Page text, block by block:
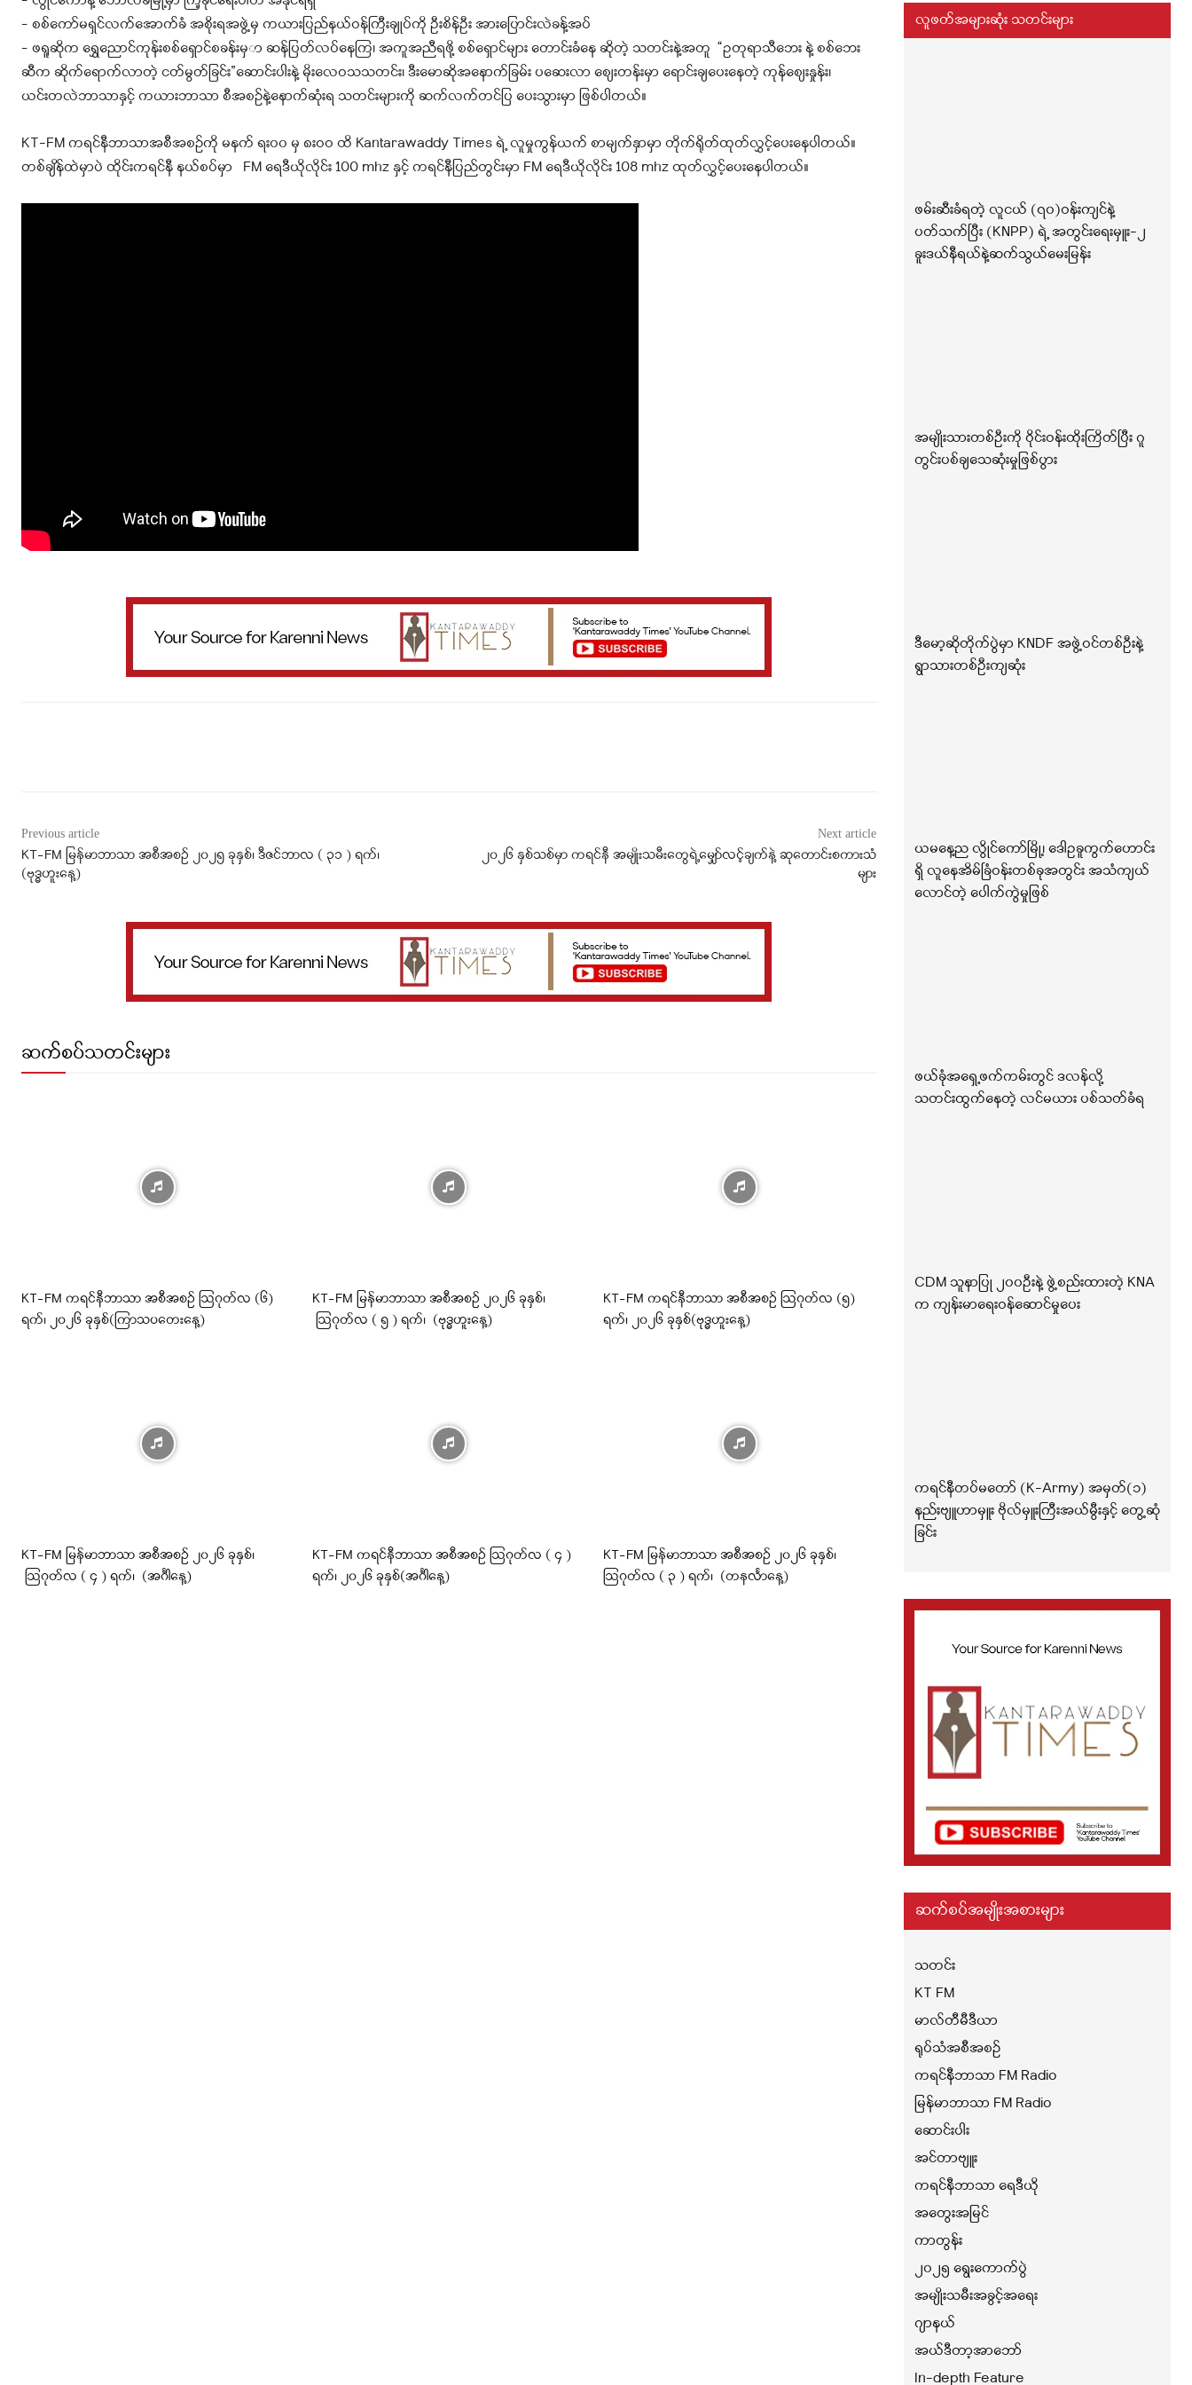
– စစ်ကော်မရှင်လက်အောက်ခံ အစိုးရအဖွဲ့မှ ကယားပြည်နယ်ဝန်ကြီးချုပ်ကို ဦးစိန်ဦး အားပြောင်းလဲခန့်အပ်
– ဖရူဆိုက ရွှေညောင်ကုန်းစစ်ရှောင်စခန်းမှာ ဆန်ပြတ်လပ်နေကြ၊ အကူအညီရဖို့ စစ်ရှောင်များ တောင်းခံနေ ဆိုတဲ့ သတင်းနဲ့အတူ “ဥတုရာသီဘေး နဲ့ စစ်ဘေး
ဆီက ဆိုက်ရောက်လာတဲ့ ငတ်မွတ်ခြင်း”ဆောင်းပါးနဲ့ မိုးလေဝသသတင်း၊ ဒီးမောဆိုအနောက်ခြမ်း ပဆေးလာ စျေးတန်းမှာ ရောင်းချပေးနေတဲ့ ကုန်စျေးနှုန်း၊
ယင်းတလဲဘာသာနှင့် ကယားဘာသာ စီအစဉ်နဲ့နောက်ဆုံးရ သတင်းများကို ဆက်လက်တင်ပြ ပေးသွားမှာ ဖြစ်ပါတယ်။
KT-FM ကရင်နီဘာသာအစီအစဉ်ကို မနက် ရး၀၀ မှ ၈းဝဝ ထိ Kantarawaddy Times ရဲ့ လူမှုကွန်ယက် စာမျက်နှာမှာ တိုက်ရိုတ်ထုတ်လွှင့်ပေးနေပါတယ်။
တစ်ချိန်ထဲမှာပဲ ထိုင်းကရင်နီ နယ်စပ်မှာ FM ရေဒီယိုလိုင်း 100 mhz နှင့် ကရင်နီပြည်တွင်းမှာ FM ရေဒီယိုလိုင်း 108 mhz ထုတ်လွှင့်ပေးနေပါတယ်။
Previous article
KT-FM မြန်မာဘာသာ အစီအစဉ် ၂၀၂၅ ခုနှစ်၊ ဒီဇင်ဘာလ ( ၃၁ ) ရက်၊
(ဗုဒ္ဓဟူးနေ့)
Next article
၂၀၂၆ နှစ်သစ်မှာ ကရင်နီ အမျိုးသမီးတွေရဲ့မျှော်လင့်ချက်နဲ့ ဆုတောင်းစကားသံ
များ
ဆက်စပ်သတင်းများ
KT-FM ကရင်နီဘာသာ အစီအစဉ် ဩဂုတ်လ (၆)
ရက်၊ ၂၀၂၆ ခုနှစ်(ကြာသပတေးနေ့)
KT-FM မြန်မာဘာသာ အစီအစဉ် ၂၀၂၆ ခုနှစ်၊
ဩဂုတ်လ ( ၅ ) ရက်၊ (ဗုဒ္ဓဟူးနေ့)
KT-FM ကရင်နီဘာသာ အစီအစဉ် ဩဂုတ်လ (၅)
ရက်၊ ၂၀၂၆ ခုနှစ်(ဗုဒ္ဓဟူးနေ့)
KT-FM မြန်မာဘာသာ အစီအစဉ် ၂၀၂၆ ခုနှစ်၊
ဩဂုတ်လ ( ၄ ) ရက်၊ (အင်္ဂါနေ့)
KT-FM ကရင်နီဘာသာ အစီအစဉ် ဩဂုတ်လ ( ၄ )
ရက်၊ ၂၀၂၆ ခုနှစ်(အင်္ဂါနေ့)
KT-FM မြန်မာဘာသာ အစီအစဉ် ၂၀၂၆ ခုနှစ်၊
ဩဂုတ်လ ( ၃ ) ရက်၊ (တနင်္လာနေ့)
လူဖတ်အများဆုံး သတင်းများ
ဖမ်းဆီးခံရတဲ့ လူငယ် (၇၀)ဝန်းကျင်နဲ့
ပတ်သက်ပြီး (KNPP) ရဲ့ အတွင်းရေးမှူး-၂
ခူးဒယ်နီရယ်နဲ့ဆက်သွယ်မေးမြန်း
အမျိုးသားတစ်ဦးကို ဝိုင်းဝန်းထိုးကြိတ်ပြီး ဂူ
တွင်းပစ်ချသေဆုံးမှုဖြစ်ပွား
ဒီမော့ဆိုတိုက်ပွဲမှာ KNDF အဖွဲ့ဝင်တစ်ဦးနဲ့
ရွာသားတစ်ဦးကျဆုံး
ယမနေ့ည လွိုင်ကော်မြို့၊ ဒေါဥခူကွက်ဟောင်း
ရှိ လူနေအိမ်ခြံဝန်းတစ်ခုအတွင်း အသံကျယ်
လောင်တဲ့ ပေါက်ကွဲမှုဖြစ်
ဖယ်ခုံအရှေ့ဖက်ကမ်းတွင် ဒလန်လို့
သတင်းထွက်နေတဲ့ လင်မယား ပစ်သတ်ခံရ
CDM သူနာပြု ၂၀၀ဦးနဲ့ ဖွဲ့စည်းထားတဲ့ KNA
က ကျန်းမာရေးဝန်ဆောင်မှုပေး
ကရင်နီတပ်မတော် (K-Army) အမှတ်(၁)
နည်းဗျူဟာမှူး ဗိုလ်မှူးကြီးအယ်မွီးနှင့် တွေ့ဆုံ
ခြင်း
ဆက်စပ်အမျိုးအစားများ
သတင်း
KT FM
မာလ်တီမီဒီယာ
ရုပ်သံအစီအစဉ်
ကရင်နီဘာသာ FM Radio
မြန်မာဘာသာ FM Radio
ဆောင်းပါး
အင်တာဗျူး
ကရင်နီဘာသာ ရေဒီယို
အတွေးအမြင်
ကာတွန်း
၂၀၂၅ ရွေးကောက်ပွဲ
အမျိုးသမီးအခွင့်အရေး
ဂျာနယ်
အယ်ဒီတာ့အာဘော်
In-depth Feature